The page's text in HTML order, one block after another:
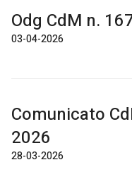
Odg CdM n.
03-04-2026
Comunicato
2026
28-03-2026